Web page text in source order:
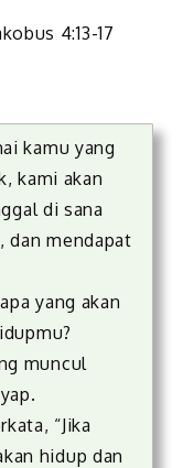
4:13-17
kamu yang
kami akan
di sana
dan mendapat
yang akan
muncul
“Jika
hidup dan